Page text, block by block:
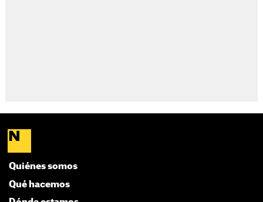
Quiénes somos
Qué hacemos